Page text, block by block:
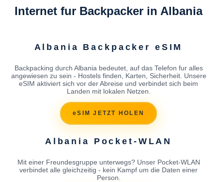
Internet fur Backpacker in Albania
Albania Backpacker eSIM
Backpacking durch Albania bedeutet, auf das Telefon fur alles
angewiesen zu sein - Hostels finden, Karten, Sicherheit. Unsere
eSIM aktiviert sich vor der Abreise und verbindet sich beim
Landen mit lokalen Netzen.
eSIM JETZT HOLEN
Albania Pocket-WLAN
Mit einer Freundesgruppe unterwegs? Unser Pocket-WLAN
verbindet alle gleichzeitig - kein Kampf um die Daten einer
Person.